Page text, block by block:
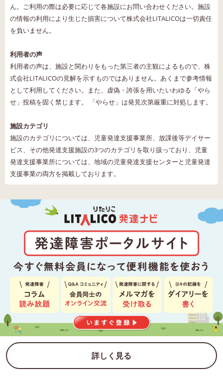
ん。ご利用の際は必要に応じて各施設にお問い合わせください。施設
の情報の利用により生じた損害について株式会社LITALICOは一切責任
を負いません。
利用者の声
利用者の声は、施設と関わりをもった第三者の主観によるもので、株
式会社LITALICOの見解を示すものではありません。あくまで参考情報
として利用してください。また、虚偽・誇張を用いたいわゆる「やら
せ」投稿を固く禁じます。 「やらせ」は発見次第厳重に対処します。
施設カテゴリ
施設のカテゴリについては、児童発達支援事業所、放課後等デイサー
ビス、その他発達支援施設の3つのカテゴリを取り扱っており、児童
発達支援事業所については、地域の児童発達支援センターと児童発達
支援事業の両方を掲載しております。
詳しく見る